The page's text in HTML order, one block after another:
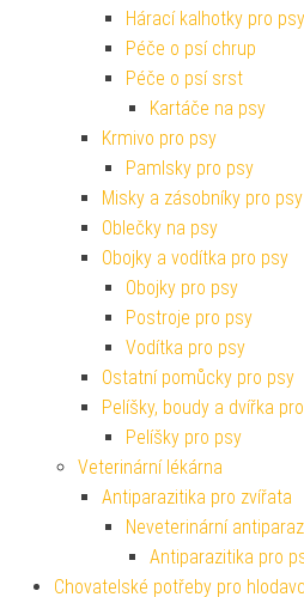
Hárací kalhotky pro psy
Péče o psí chrup
Péče o psí srst
Kartáče na psy
Krmivo pro psy
Pamlsky pro psy
Misky a zásobníky pro psy
Oblečky na psy
Obojky a vodítka pro psy
Obojky pro psy
Postroje pro psy
Vodítka pro psy
Ostatní pomůcky pro psy
Pelíšky, boudy a dvířka
Pelíšky pro psy
Veterinární lékárna
Antiparazitika pro zvířata
Neveterinární
Antiparazitika pro
Chovatelské potřeby pro